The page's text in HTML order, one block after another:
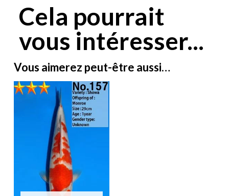
Cela pourrait
vous intéresser...
Vous aimerez peut-être aussi…